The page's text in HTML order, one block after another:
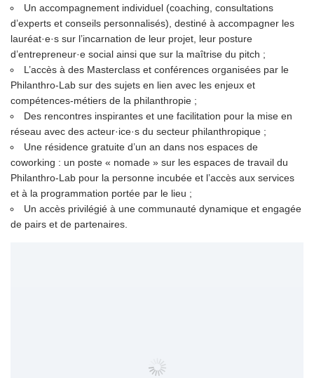
Un accompagnement individuel (coaching, consultations
d’experts et conseils personnalisés), destiné à accompagner les
lauréat·e·s sur l’incarnation de leur projet, leur posture
d’entrepreneur·e social ainsi que sur la maîtrise du pitch ;
L’accès à des Masterclass et conférences organisées par le
Philanthro-Lab sur des sujets en lien avec les enjeux et
compétences-métiers de la philanthropie ;
Des rencontres inspirantes et une facilitation pour la mise en
réseau avec des acteur·ice·s du secteur philanthropique ;
Une résidence gratuite d’un an dans nos espaces de
coworking : un poste « nomade » sur les espaces de travail du
Philanthro-Lab pour la personne incubée et l’accès aux services
et à la programmation portée par le lieu ;
Un accès privilégié à une communauté dynamique et engagée
de pairs et de partenaires.